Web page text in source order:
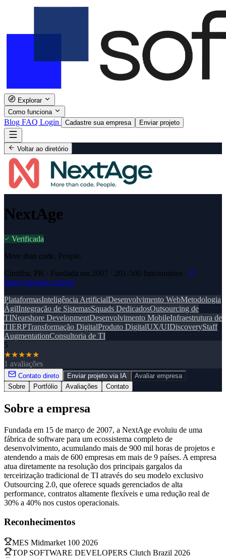
Explorar
Como funciona
Blog FAQ Login Cadastre sua empresa Enviar projeto
Voltar ao diretório
NextAge
Verificada
More than code. People.
Curitiba, PR · Fundada em 2007 · 201-500 funcionários ·
https://nextage.com.br
PlataformasInteligência ArtificialDesenvolvimento WebMetodologia
ÁgilIntegração de SistemasSquads DedicadosOutsourcing de
TINearshore DevelopmentDesenvolvimento MobileInfraestrutura de
TIERPTransformação DigitalProduto DigitalUX/UIDiscoveryStaff
AugmentationConsultoria de TI
5
★★★★★
1 avaliações
Contato direto Enviar projeto via IA
Avaliar empresa
Sobre
Portfólio Avaliações Contato
Sobre a empresa
Fundada em 15 de março de 2007, a NextAge evoluiu de uma
fábrica de software para um ecossistema completo de
desenvolvimento, acumulando mais de 900 mil horas de projetos e
atendendo a mais de 600 empresas em mais de 9 países. A empresa
atua diretamente na resolução dos principais gargalos da
terceirização tradicional de TI através do seu modelo exclusivo
Outsourcing 2.0, que oferece squads gerenciados de alta
performance, contratos altamente flexíveis e uma redução real de
30% a 40% nos custos operacionais.
Reconhecimentos
MES Midmarket 100 2026
TOP SOFTWARE DEVELOPERS Clutch Brazil 2026